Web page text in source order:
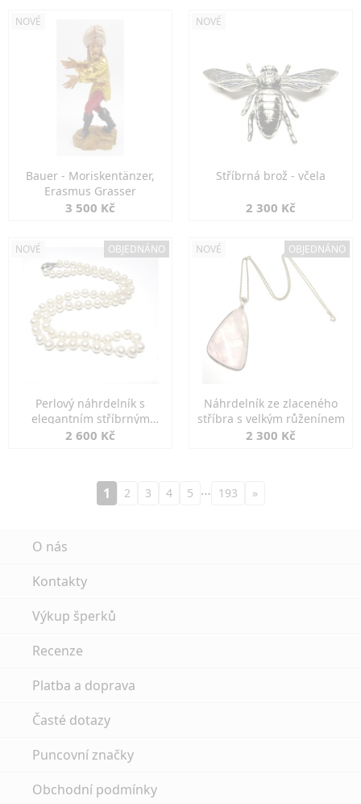
NOVÉ
Bauer - Moriskentänzer,
Erasmus Grasser
3 500 Kč
NOVÉ
Stříbrná brož - včela
2 300 Kč
NOVÉ OBJEDNÁNO
Perlový náhrdelník s
elegantním stříbrným
zapínáním
2 600 Kč
NOVÉ OBJEDNÁNO
Náhrdelník ze zlaceného
stříbra s velkým růženínem
2 300 Kč
1 2 3 4 5 … 193 »
O nás
Kontakty
Výkup šperků
Recenze
Platba a doprava
Časté dotazy
Puncovní značky
Obchodní podmínky